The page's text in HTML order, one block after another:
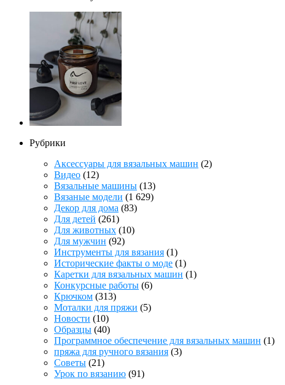
Рубрики
Аксессуары для вязальных машин (2)
Видео (12)
Вязальные машины (13)
Вязаные модели (1 629)
Декор для дома (83)
Для детей (261)
Для животных (10)
Для мужчин (92)
Инструменты для вязания (1)
Исторические факты о моде (1)
Каретки для вязальных машин (1)
Конкурсные работы (6)
Крючком (313)
Моталки для пряжи (5)
Новости (10)
Образцы (40)
Программное обеспечение для вязальных машин (1)
пряжа для ручного вязания (3)
Советы (21)
Урок по вязанию (91)